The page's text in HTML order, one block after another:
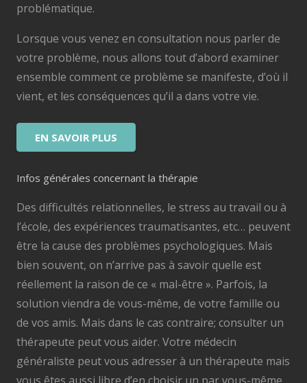
problématique.
Lorsque vous venez en consultation nous parler de
votre problème, nous allons tout d’abord examiner
ensemble comment ce problème se manifeste, d’où il
vient, et les conséquences qu’il a dans votre vie.
EN SAVOIR PLUS
Infos générales concernant la thérapie
Des difficultés relationnelles, le stress au travail ou à
l’école, des expériences traumatisantes, etc… peuvent
être la cause des problèmes psychologiques. Mais
bien souvent, on n’arrive pas à savoir quelle est
réellement la raison de ce « mal-être ». Parfois, la
solution viendra de vous-même, de votre famille ou
de vos amis. Mais dans le cas contraire; consulter un
thérapeute peut vous aider. Votre médecin
généraliste peut vous adresser à un thérapeute mais